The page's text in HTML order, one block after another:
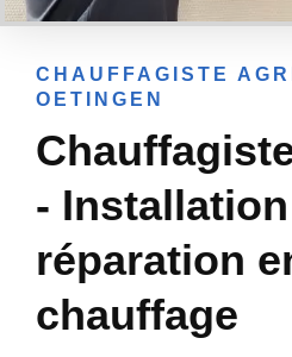
CHAUFFAGISTE
OETINGEN
-
réparation
chauffage